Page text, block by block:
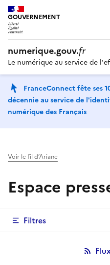
GOUVERNEMENT
numerique.gouv.fr
Le numérique au service de
FranceConnect fête ses
décennie au service de
numérique des Français
Voir le fil d’Ariane
Espace
Filtres